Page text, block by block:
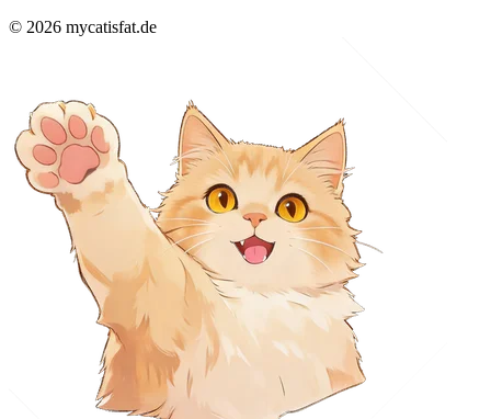
© 2026 mycatisfat.de